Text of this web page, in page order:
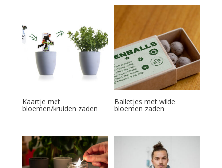
Kaartje met
bloemen/kruiden zaden
Balletjes met wilde
bloemen zaden